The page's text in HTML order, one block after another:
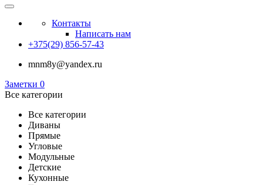
Контакты
Написать нам
+375(29) 856-57-43
mnm8y@yandex.ru
Заметки 0
Все категории
Все категории
Диваны
Прямые
Угловые
Модульные
Детские
Кухонные